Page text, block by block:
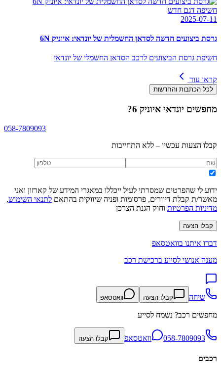
חשיפה דגם חדש
2025-07-11
גרסת ביצועים חדשה לסדאן החשמלית של יונדאי: איוניק 6N
חשיפת גרסת הביצועים לרכב הסדאן החשמלי של יונדאי
קראו עוד
לכל הכתבות והחדשות
מחפשים יונדאי איוניק 6 ?
058-7809093
קבלו הצעות עכשיו – ללא התחייבות
ידוע לי שהפרטים שמסרתי לעיל ייכללו במאגרי המידע של קארזון ואני
מאשר/ת קבלת דיוורים, פרסומות ופניה שיווקית בהתאם לתנאי השימוש,
מדיניות הפרטיות וחוק הגנת הצרכן
קבלו הצעה
דברו איתנו בוואטסאפ
מענה אנושי לסיוע ברכישת רכב
שיחה קבלו הצעה וואטסאפ
מחפשים רכב? נשמח לסייע
058-7809093 וואטסאפ קבלו הצעה
רכבים